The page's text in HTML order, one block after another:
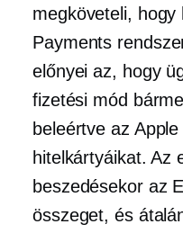
megköveteli,
Payments
előnyei az, hogy
fizetési mód
beleértve az
hitelkártyáikat. Az
beszedésekor az
összeget, és